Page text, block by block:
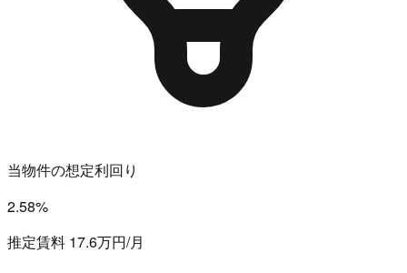
当物件の想定利回り
2.58%
推定賃料 17.6万円/月